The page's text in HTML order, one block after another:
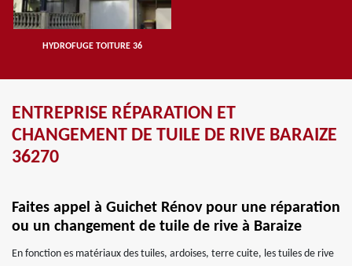
HYDROFUGE TOITURE 36
ENTREPRISE RÉPARATION ET
CHANGEMENT DE TUILE DE RIVE BARAIZE
36270
Faites appel à Guichet Rénov pour une réparation
ou un changement de tuile de rive à Baraize
En fonction es matériaux des tuiles, ardoises, terre cuite, les tuiles de rive